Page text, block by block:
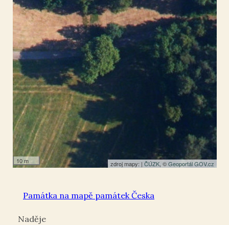
10 m zdroj mapy: | ČÚZK, ©Geoportál GOV.cz
50.806655, 14.655784
Zvonička
Památka na mapě památek Česka
Naděje
Zvonice